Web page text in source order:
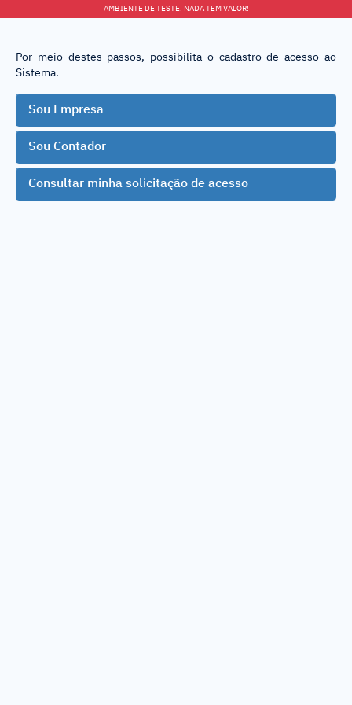
AMBIENTE DE TESTE. NADA TEM VALOR!
Por meio destes passos, possibilita o cadastro de acesso ao
Sistema.
Sou Empresa
Sou Contador
Consultar minha solicitação de acesso